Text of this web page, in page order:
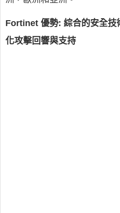
Fortinet 優勢: 綜合的安全技
化攻擊回響與支持